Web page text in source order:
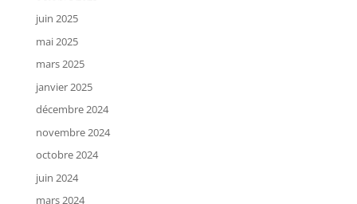
juin 2025
mai 2025
mars 2025
janvier 2025
décembre 2024
novembre 2024
octobre 2024
juin 2024
mars 2024